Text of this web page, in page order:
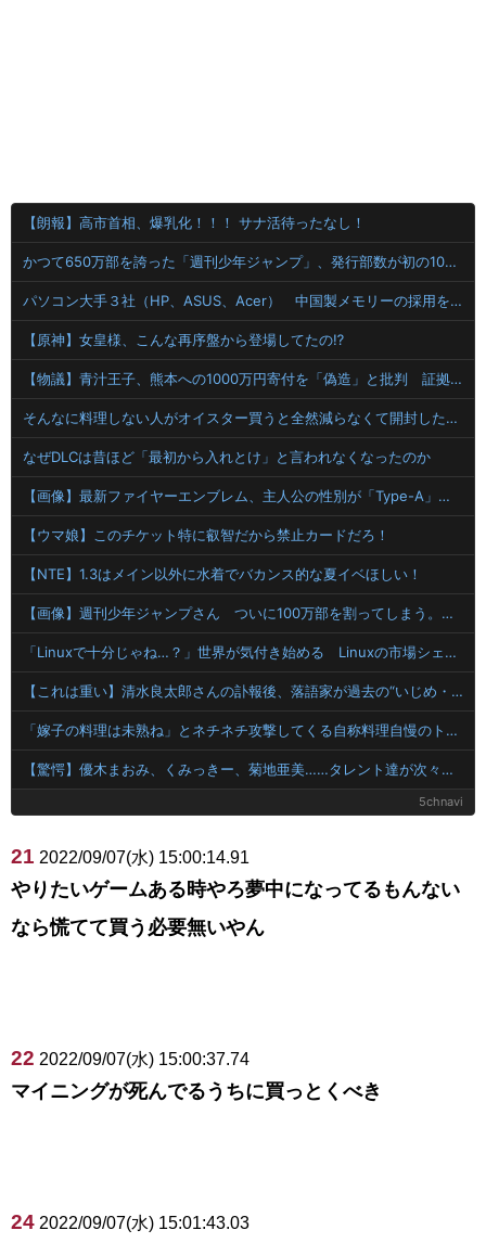
【朗報】高市首相、爆乳化！！！ サナ活待ったなし！
かつて650万部を誇った「週刊少年ジャンプ」、発行部数が初の100万部割れ
パソコン大手３社（HP、ASUS、Acer） 中国製メモリーの採用を開始
【原神】女皇様、こんな再序盤から登場してたの⁉
【物議】青汁王子、熊本への1000万円寄付を「偽造」と批判 証拠提示後の対応に疑問の声
そんなに料理しない人がオイスター買うと全然減らなくて開封したまま消費期限きて使えなくなるんだよな
なぜDLCは昔ほど「最初から入れとけ」と言われなくなったのか
【画像】最新ファイヤーエンブレム、主人公の性別が「Type-A」と「Type-B」になってしまう
【ウマ娘】このチケット特に叡智だから禁止カードだろ！
【NTE】1.3はメイン以外に水着でバカンス的な夏イベほしい！
【画像】週刊少年ジャンプさん ついに100万部を割ってしまう。何故ジャンプは読まれなくなったのか
「Linuxで十分じゃね…？」世界が気付き始める Linuxの市場シェアが初めて10%超える
【これは重い】清水良太郎さんの訃報後、落語家が過去の“いじめ・暴行被害”を告発
「嫁子の料理は未熟ね」とネチネチ攻撃してくる自称料理自慢のトメ。かばわない旦那とトメの台所を壊滅させるDQN返しを仕掛けて実家に脱出←かばわない旦那も一緒に痛い目見ろ
【驚愕】優木まおみ、くみっきー、菊地亜美……タレント達が次々とアジアの国々へ移住する本当の理由って何？
5chnavi
21 2022/09/07(水) 15:00:14.91
やりたいゲームある時やろ夢中になってるもんない
なら慌てて買う必要無いやん
22 2022/09/07(水) 15:00:37.74
マイニングが死んでるうちに買っとくべき
24 2022/09/07(水) 15:01:43.03